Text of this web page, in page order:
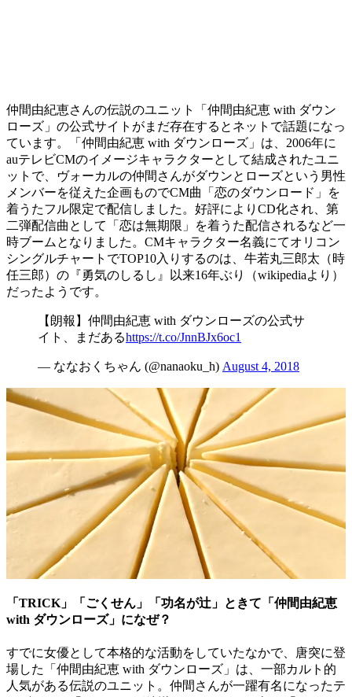
仲間由紀恵さんの伝説のユニット「仲間由紀恵 with ダウン
ローズ」の公式サイトがまだ存在するとネットで話題になっ
ています。「仲間由紀恵 with ダウンローズ」は、2006年に
auテレビCMのイメージキャラクターとして結成されたユニ
ットで、ヴォーカルの仲間さんがダウンとローズという男性
メンバーを従えた企画ものでCM曲「恋のダウンロード」を
着うたフル限定で配信しました。好評によりCD化され、第
二弾配信曲として「恋は無期限」を着うた配信されるなど一
時ブームとなりました。CMキャラクター名義にてオリコン
シングルチャートでTOP10入りするのは、牛若丸三郎太（時
任三郎）の『勇気のしるし』以来16年ぶり（wikipediaより）
だったようです。
【朗報】仲間由紀恵 with ダウンローズの公式サ
イト、まだあるhttps://t.co/JnnBJx6oc1
— ななおくちゃん (@nanaoku_h) August 4, 2018
「TRICK」「ごくせん」「功名が辻」ときて「仲間由紀恵
with ダウンローズ」になぜ？
すでに女優として本格的な活動をしていたなかで、唐突に登
場した「仲間由紀恵 with ダウンローズ」は、一部カルト的
人気がある伝説のユニット。仲間さんが一躍有名になったテ